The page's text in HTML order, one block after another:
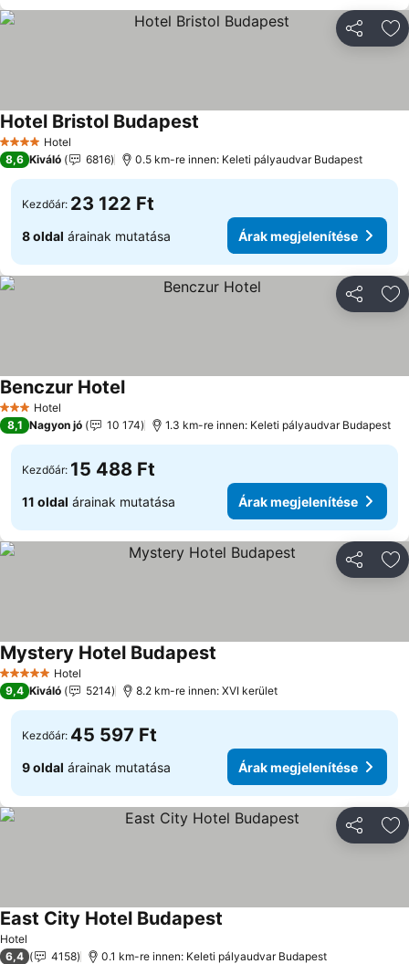
4 KategóriaHotel
Hotel Bristol Budapest
8,6 Kiváló 6816 0.5 km-re innen: Keleti pályaudvar Budapest
Kezdőár: 23 122 Ft
8 oldal árainak mutatása Árak megjelenítése
3 Kategória
Hotel
Benczur Hotel
8,1 Nagyon jó 10 174 1.3 km-re innen: Keleti pályaudvar Budapest
Kezdőár: 15 488 Ft
11 oldal árainak mutatása Árak megjelenítése
5 KategóriaHotel
Mystery Hotel Budapest
9,4 Kiváló 5214 8.2 km-re innen: XVI kerület
Kezdőár: 45 597 Ft
9 oldal árainak mutatása Árak megjelenítése
Hotel
East City Hotel Budapest
6,4 4158 0.1 km-re innen: Keleti pályaudvar Budapest